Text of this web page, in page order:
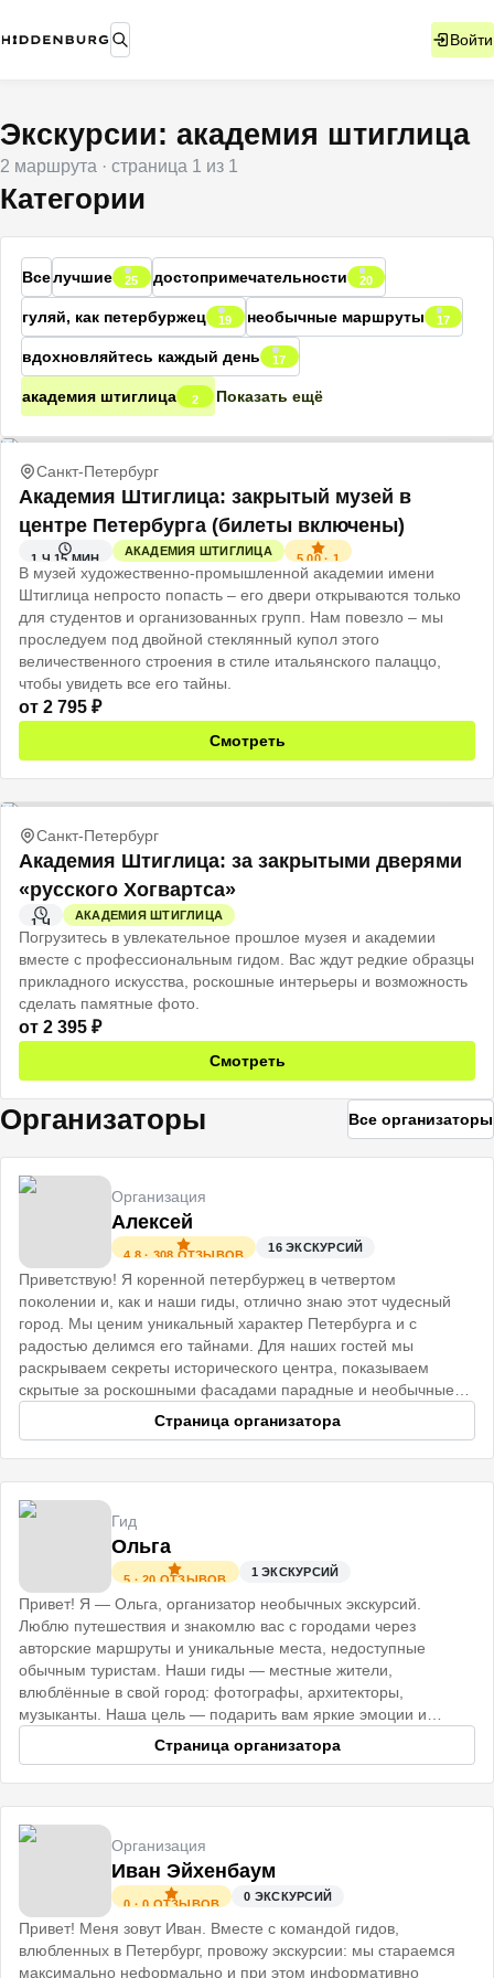
Войти
Экскурсии: академия штиглица
2 маршрута · страница 1 из 1
Категории
Вселучшие 25 достопримечательности 20
гуляй, как петербуржец 19 необычные маршруты 17
вдохновляйтесь каждый день 17
академия штиглица 2 Показать ещё
Санкт-Петербург
Академия Штиглица: закрытый музей в
центре Петербурга (билеты включены)
1 Ч 15 МИН
АКАДЕМИЯ ШТИГЛИЦА
5.00· 1
В музей художественно-промышленной академии имени
Штиглица непросто попасть – его двери открываются только
для студентов и организованных групп. Нам повезло – мы
проследуем под двойной стеклянный купол этого
величественного строения в стиле итальянского палаццо,
чтобы увидеть все его тайны.
от 2 795 ₽
Смотреть
Санкт-Петербург
Академия Штиглица: за закрытыми дверями
«русского Хогвартса»
1 Ч
АКАДЕМИЯ ШТИГЛИЦА
Погрузитесь в увлекательное прошлое музея и академии
вместе с профессиональным гидом. Вас ждут редкие образцы
прикладного искусства, роскошные интерьеры и возможность
сделать памятные фото.
от 2 395 ₽
Смотреть
Организаторы Все организаторы
Организация
Алексей
4.8· 308 ОТЗЫВОВ
16ЭКСКУРСИЙ
Приветствую! Я коренной петербуржец в четвертом
поколении и, как и наши гиды, отлично знаю этот чудесный
город. Мы ценим уникальный характер Петербурга и с
радостью делимся его тайнами. Для наших гостей мы
раскрываем секреты исторического центра, показываем
скрытые за роскошными фасадами парадные и необычные
Страница организатора
Гид
Ольга
5 · 20 ОТЗЫВОВ
1 ЭКСКУРСИЙ
Привет! Я — Ольга, организатор необычных экскурсий.
Люблю путешествия и знакомлю вас с городами через
авторские маршруты и уникальные места, недоступные
обычным туристам. Наши гиды — местные жители,
влюблённые в свой город: фотографы, архитекторы,
музыканты. Наша цель — подарить вам яркие эмоции и
незабываемые впечатления. До встречи!
Страница организатора
Организация
Иван Эйхенбаум
0 · 0 ОТЗЫВОВ
0 ЭКСКУРСИЙ
Привет! Меня зовут Иван. Вместе с командой гидов,
влюбленных в Петербург, провожу экскурсии: мы стараемся
максимально неформально и при этом информативно